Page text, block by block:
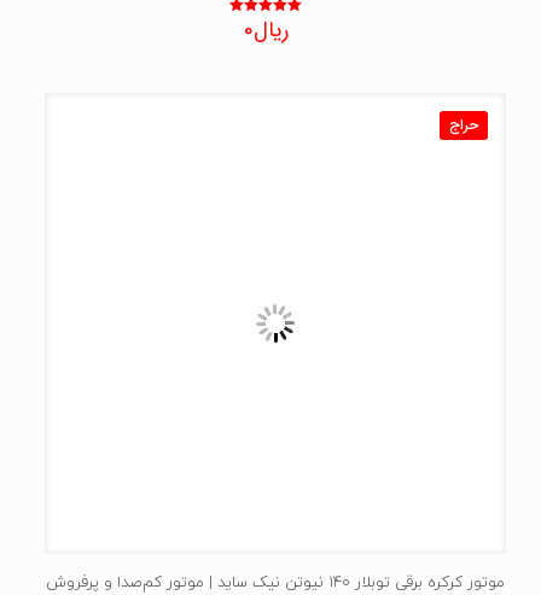
نمره
5.00
ریال0
حراج
موتور کرکره برقی توبلار 140 نیوتن نیک ساید | موتور کم‌صدا و پرفروش